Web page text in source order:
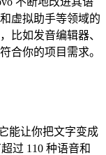
虚拟助手等领域的
比如发音编辑器、
合你的项目需求。
能让你把文字变成
过 110 种语音和